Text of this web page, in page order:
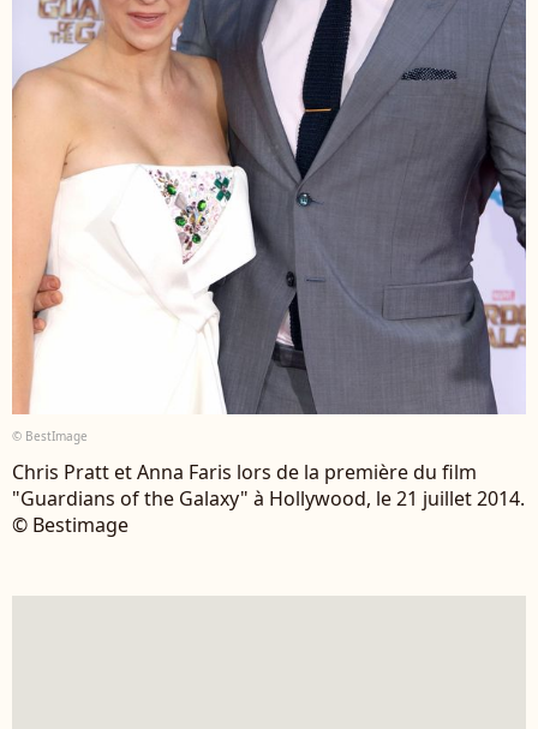
© BestImage
Chris Pratt et Anna Faris lors de la première du film
"Guardians of the Galaxy" à Hollywood, le 21 juillet 2014.
© Bestimage